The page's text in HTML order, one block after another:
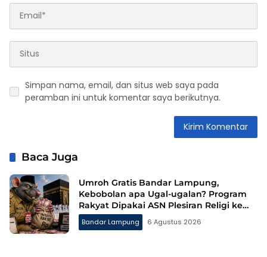
Simpan nama, email, dan situs web saya pada
peramban ini untuk komentar saya berikutnya.
Baca Juga
Umroh Gratis Bandar Lampung,
Kebobolan apa Ugal-ugalan? Program
Rakyat Dipakai ASN Plesiran Religi ke
Tanah Suci
Bandar Lampung 6 Agustus 2026